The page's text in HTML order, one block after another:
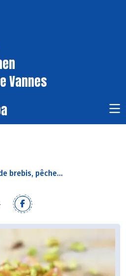
Vannes
brebis, pêche...